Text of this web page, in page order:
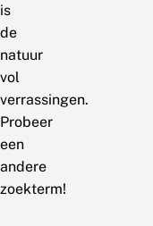
is
de
natuur
vol
verrassingen.
Probeer
een
andere
zoekterm!